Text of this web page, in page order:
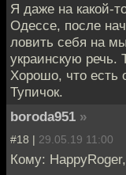
Я даже на какой-
Одессе, после
ловить себя на
украинскую
Хорошо, что есть
Тупичок.
boroda951 »
#18 | 29.05.19 11:00
Кому: HappyRoger,